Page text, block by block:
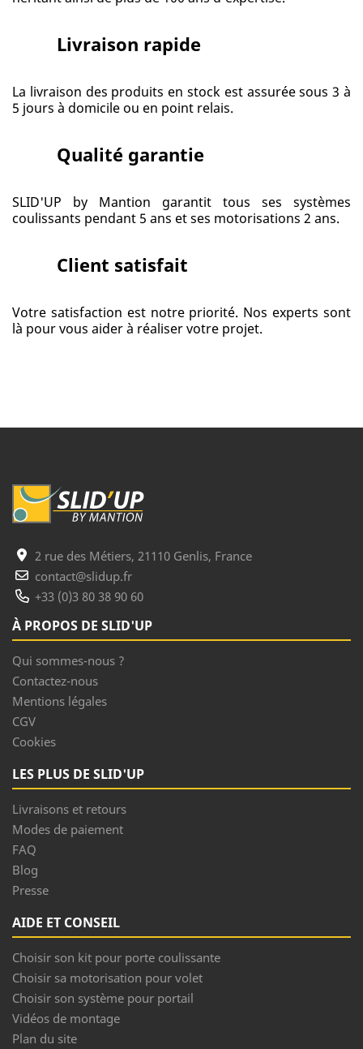
Livraison rapide
La livraison des produits en stock est assurée sous 3 à
5 jours à domicile ou en point relais.
Qualité garantie
SLID'UP by Mantion garantit tous ses systèmes
coulissants pendant 5 ans et ses motorisations 2 ans.
Client satisfait
Votre satisfaction est notre priorité. Nos experts sont
là pour vous aider à réaliser votre projet.
2 rue des Métiers, 21110 Genlis, France
contact@slidup.fr
+33 (0)3 80 38 90 60
À PROPOS DE SLID'UP
Qui sommes-nous ?
Contactez-nous
Mentions légales
CGV
Cookies
LES PLUS DE SLID'UP
Livraisons et retours
Modes de paiement
FAQ
Blog
Presse
AIDE ET CONSEIL
Choisir son kit pour porte coulissante
Choisir sa motorisation pour volet
Choisir son système pour portail
Vidéos de montage
Plan du site